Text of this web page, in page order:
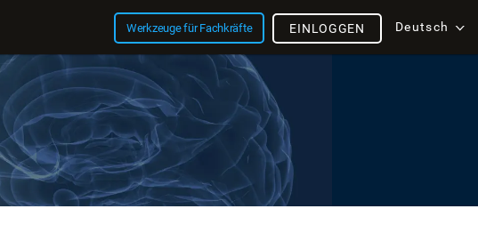
Werkzeuge für Fachkräfte Deutsch
EINLOGGEN